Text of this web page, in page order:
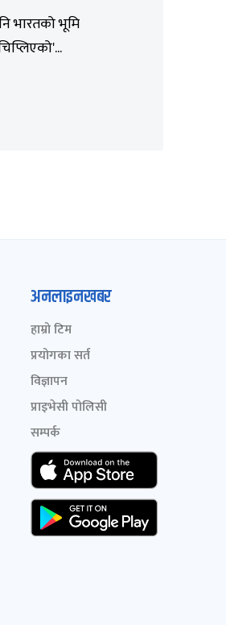
भारतको भूमि
अनलाइनखबर
हाम्रो टिम
प्रयोगका सर्त
विज्ञापन
प्राइभेसी पोलिसी
सम्पर्क